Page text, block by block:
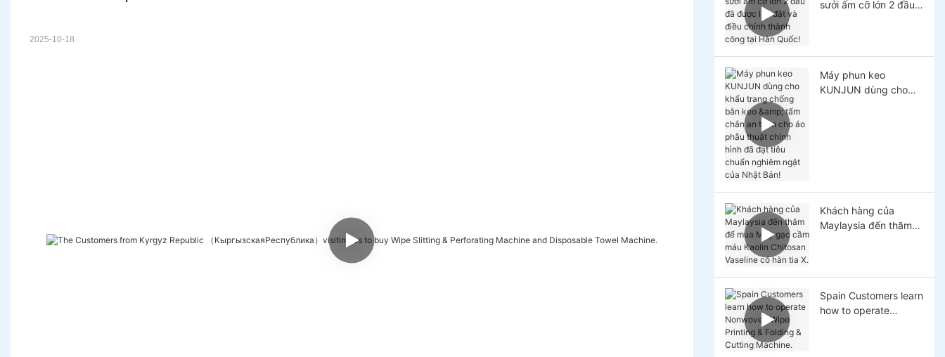
2025-10-18
sưởi ấm cỡ lớn 2 đầu
Máy phun keo
KUNJUN dùng cho
Khách hàng của
Maylaysia đến thăm
Spain Customers learn
how to operate